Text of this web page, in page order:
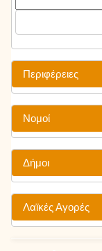
Περιφέρειες
Νομοί
Δήμοι
Λαϊκές Αγορές